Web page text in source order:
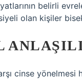
belirli
olan kişiler
cinse